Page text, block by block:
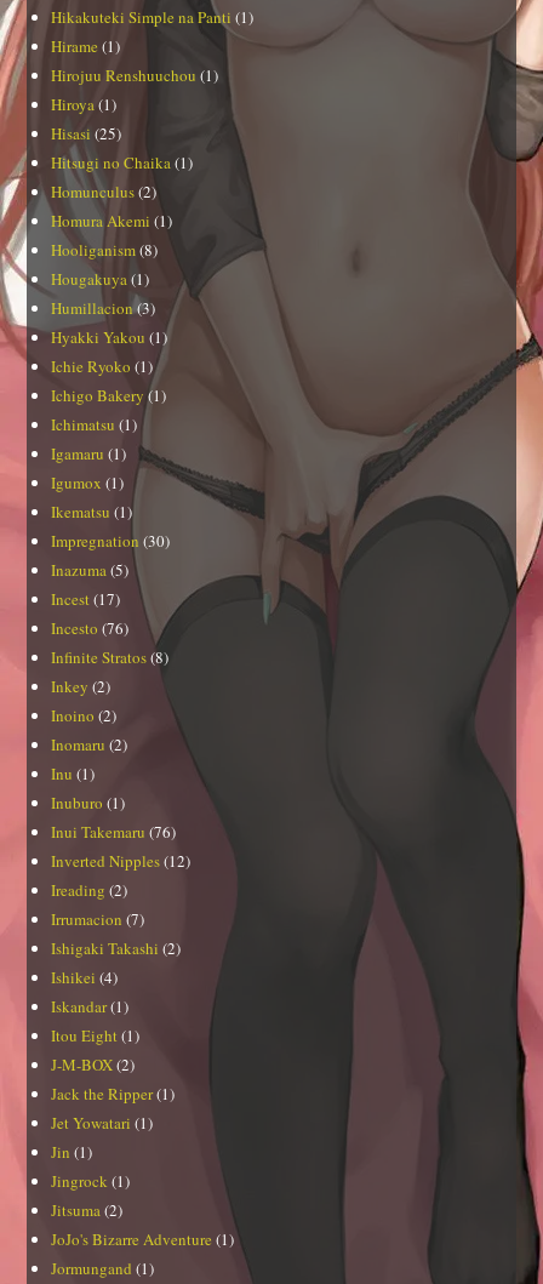
Hikakuteki Simple na Panti (1)
Hirame (1)
Hirojuu Renshuuchou (1)
Hiroya(1)
Hisasi (25)
Hitsugi no Chaika(1)
Homunculus(2)
Homura Akemi (1)
Hooliganism(8)
Hougakuya(1)
Humillacion(3)
Hyakki Yakou (1)
Ichie Ryoko (1)
Ichigo Bakery (1)
Ichimatsu (1)
Igamaru (1)
Igumox (1)
Ikematsu (1)
Impregnation (30)
Inazuma(5)
Incest (17)
Incesto (76)
Infinite Stratos(8)
Inkey (2)
Inoino (2)
Inomaru (2)
Inu (1)
Inuburo (1)
Inui Takemaru (76)
Inverted Nipples(12)
Ireading (2)
Irrumacion (7)
Ishigaki Takashi (2)
Ishikei (4)
Iskandar(1)
Itou Eight (1)
J-M-BOX(2)
Jack the Ripper(1)
Jet Yowatari (1)
Jin (1)
Jingrock (1)
Jitsuma(2)
JoJo's Bizarre Adventure (1)
Jormungand (1)